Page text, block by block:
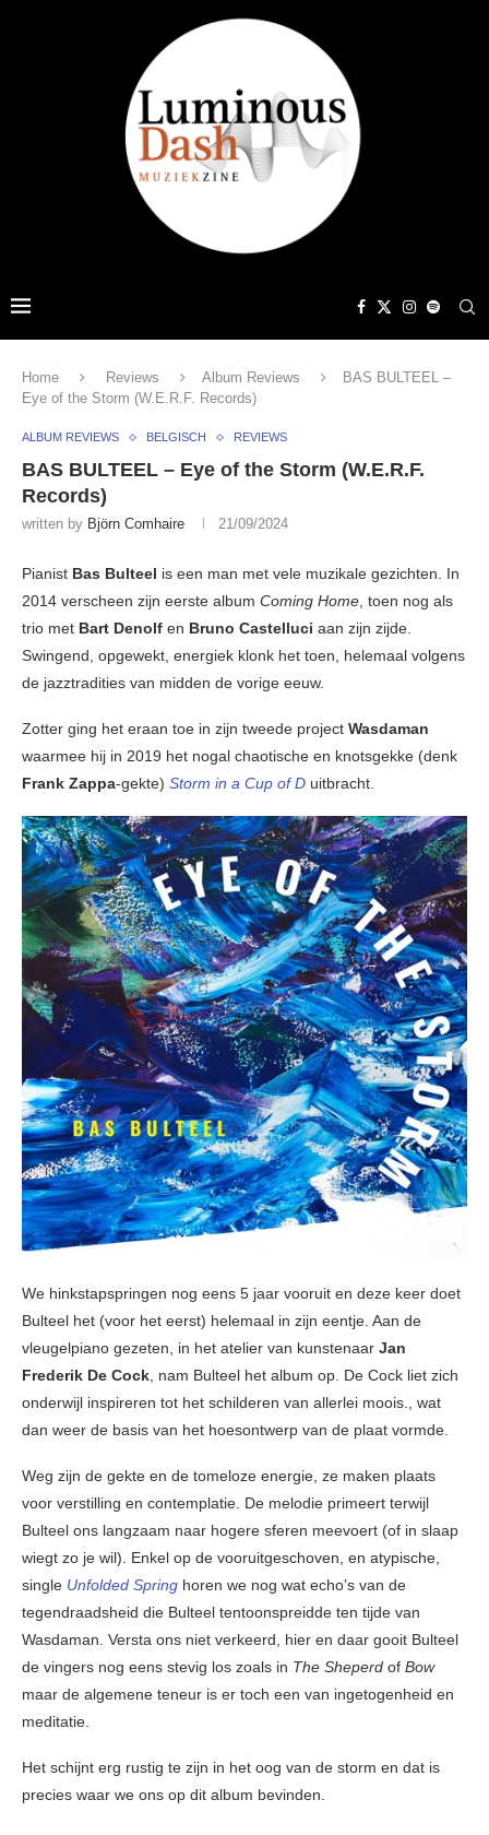
Home Reviews Album Reviews
BAS BULTEEL –
Eye of the Storm (W.E.R.F. Records)
ALBUM REVIEWS BELGISCH REVIEWS
BAS BULTEEL – Eye of the Storm (W.E.R.F.
Records)
written by Björn Comhaire 21/09/2024
Pianist Bas Bulteel is een man met vele muzikale gezichten. In
2014 verscheen zijn eerste album Coming Home, toen nog als
trio met Bart Denolf en Bruno Castelluci aan zijn zijde.
Swingend, opgewekt, energiek klonk het toen, helemaal volgens
de jazztradities van midden de vorige eeuw.
Zotter ging het eraan toe in zijn tweede project Wasdaman
waarmee hij in 2019 het nogal chaotische en knotsgekke (denk
Frank Zappa-gekte) Storm in a Cup of D uitbracht.
We hinkstapspringen nog eens 5 jaar vooruit en deze keer doet
Bulteel het (voor het eerst) helemaal in zijn eentje. Aan de
vleugelpiano gezeten, in het atelier van kunstenaar Jan
Frederik De Cock, nam Bulteel het album op. De Cock liet zich
onderwijl inspireren tot het schilderen van allerlei moois., wat
dan weer de basis van het hoesontwerp van de plaat vormde.
Weg zijn de gekte en de tomeloze energie, ze maken plaats
voor verstilling en contemplatie. De melodie primeert terwijl
Bulteel ons langzaam naar hogere sferen meevoert (of in slaap
wiegt zo je wil). Enkel op de vooruitgeschoven, en atypische,
single Unfolded Spring horen we nog wat echo’s van de
tegendraadsheid die Bulteel tentoonspreidde ten tijde van
Wasdaman. Versta ons niet verkeerd, hier en daar gooit Bulteel
de vingers nog eens stevig los zoals in The Sheperd of Bow
maar de algemene teneur is er toch een van ingetogenheid en
meditatie.
Het schijnt erg rustig te zijn in het oog van de storm en dat is
precies waar we ons op dit album bevinden.